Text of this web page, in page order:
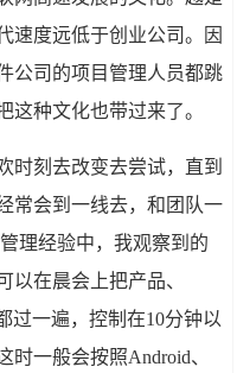
速度远低于创业公司。因
公司的项目管理人员都跳
这种文化也带过来了。
时刻去改变去尝试，直到
常会到一线去，和团队一
理经验中，我观察到的
以在晨会上把产品、
过一遍，控制在10分钟以
时一般会按照Android、